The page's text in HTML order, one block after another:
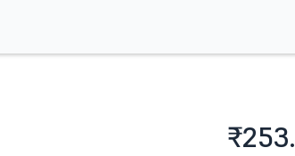
₹253.